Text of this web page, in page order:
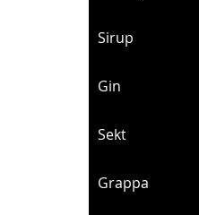
Sirup
Gin
Sekt
Grappa